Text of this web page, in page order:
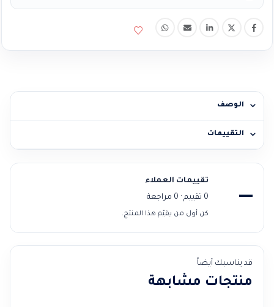
الوصف
التقييمات
—
تقييمات العملاء
0 تقييم · 0 مراجعة
كن أول من يقيّم هذا المنتج.
قد يناسبك أيضاً
منتجات مشابهة